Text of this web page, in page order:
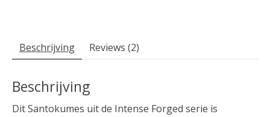
Beschrijving Reviews (2)
Beschrijving
Dit Santokumes uit de Intense Forged serie is